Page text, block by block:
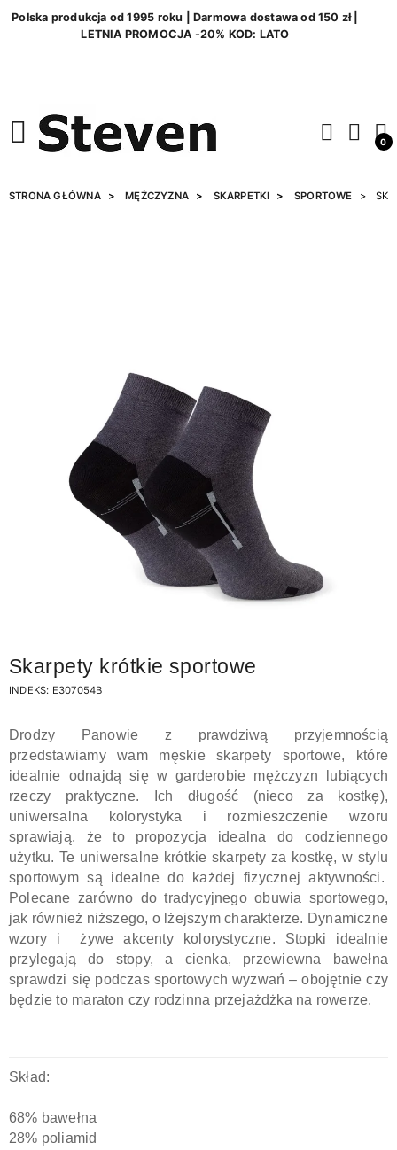
Polska produkcja od 1995 roku | Darmowa dostawa od 150 zł |
LETNIA PROMOCJA -20% KOD: LATO
0
STRONA GŁÓWNA MĘŻCZYZNA SKARPETKI SPORTOWE
Skarpety krótkie sportowe
INDEKS: E307054B
Drodzy Panowie z prawdziwą przyjemnością
przedstawiamy wam męskie skarpety sportowe, które
idealnie odnajdą się w garderobie mężczyzn lubiących
rzeczy praktyczne. Ich długość (nieco za kostkę),
uniwersalna kolorystyka i rozmieszczenie wzoru
sprawiają, że to propozycja idealna do codziennego
użytku. Te uniwersalne krótkie skarpety za kostkę, w stylu
sportowym są idealne do każdej fizycznej aktywności.
Polecane zarówno do tradycyjnego obuwia sportowego,
jak również niższego, o lżejszym charakterze. Dynamiczne
wzory i żywe akcenty kolorystyczne. Stopki idealnie
przylegają do stopy, a cienka, przewiewna bawełna
sprawdzi się podczas sportowych wyzwań – obojętnie czy
będzie to maraton czy rodzinna przejażdżka na rowerze.
Skład:
68% bawełna
28% poliamid